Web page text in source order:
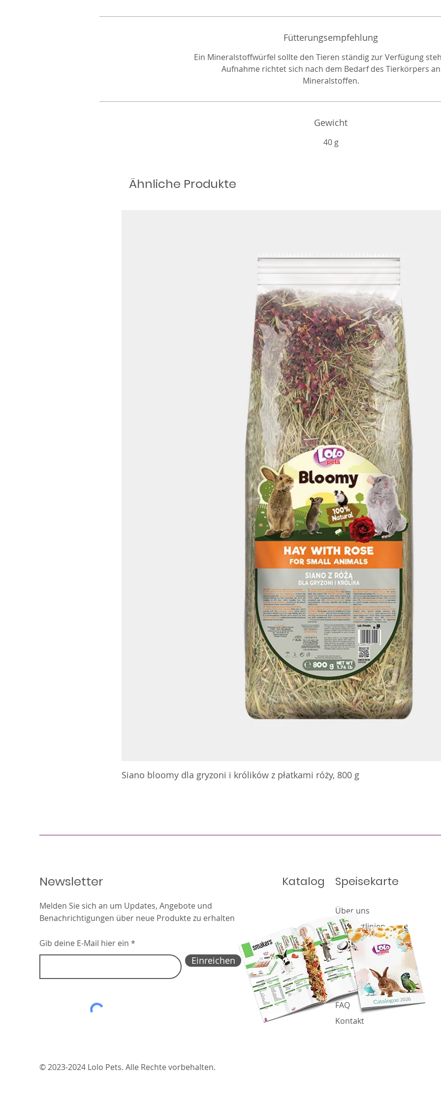
Fütterungsempfehlung
Ein Mineralstoffwürfel sollte den Tieren ständig zur Verfügung
Aufnahme richtet sich nach dem Bedarf des Tierkörpers an
Mineralstoffen.
Gewicht
40 g
Ähnliche Produkte
Siano bloomy dla gryzoni i królików z płatkami róży, 800 g
Newsletter
Melden Sie sich an um Updates, Angebote und
Benachrichtigungen über neue Produkte zu erhalten
Gib deine E-Mail hier ein
Einreichen
Speisekarte
Über uns
Produktlinien
Angebot
Katalog
Nachricht
Cookie-Richtlinie
FAQ
Kontakt
© 2023-2024 Lolo Pets. Alle Rechte vorbehalten.
Katalog